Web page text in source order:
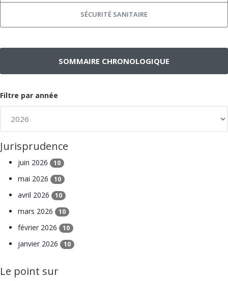
SÉCURITÉ SANITAIRE
SOMMAIRE CHRONOLOGIQUE
Filtre par année
Jurisprudence
juin 2026 10
mai 2026 10
avril 2026 10
mars 2026 10
février 2026 10
janvier 2026 10
Le point sur